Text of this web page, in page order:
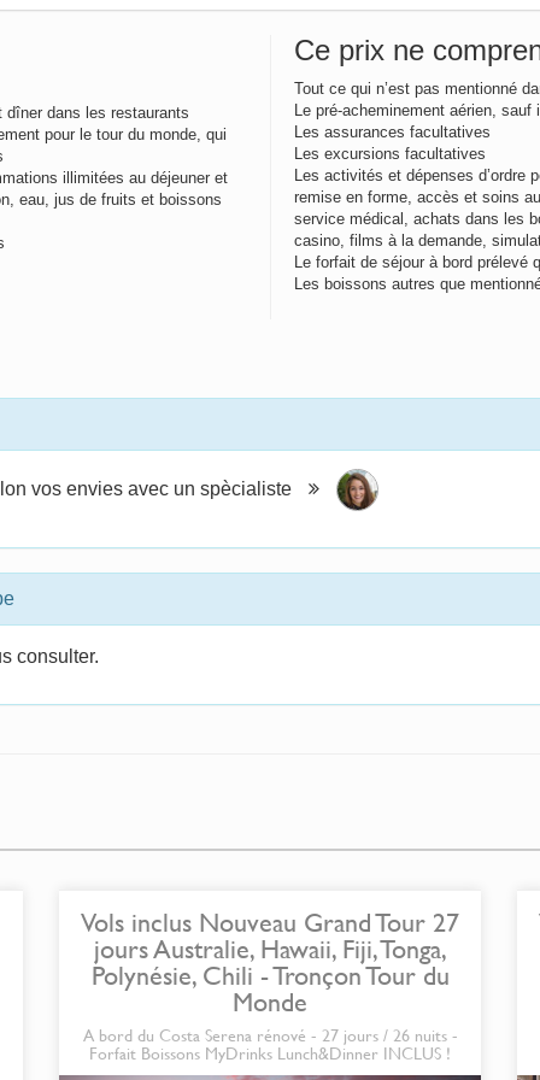
dîner dans les restaurants
pour le tour du monde, qui
illimitées au déjeuner et
eau, jus de fruits et boissons
Ce prix ne
Tout ce qui n’est pas mentionné
Le pré-acheminement aérien,
Les assurances facultatives
Les excursions facultatives
Les activités et dépenses d’ordre
remise en forme, accès et soins
service médical, achats dans les
casino, films à la demande,
Le forfait de séjour à bord prélevé
Les boissons autres que
vos envies avec un spècialiste
consulter.
Vols inclus Nouveau Grand Tour 27
jours Australie, Hawaii, Fiji, Tonga,
Polynésie, Chili - Tronçon Tour du
Monde
A bord du Costa Serena rénové - 27 jours / 26 nuits -
Forfait Boissons MyDrinks Lunch&Dinner INCLUS !